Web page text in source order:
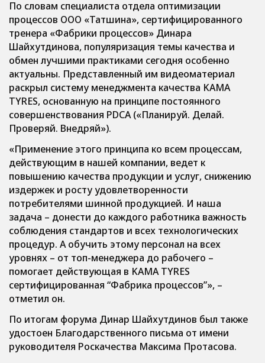
По словам специалиста отдела оптимизации
процессов ООО «Татшина», сертифицированного
тренера «Фабрики процессов» Динара
Шайхутдинова, популяризация темы качества и
обмен лучшими практиками сегодня особенно
актуальны. Представленный им видеоматериал
раскрыл систему менеджмента качества KAMA
TYRES, основанную на принципе постоянного
совершенствования PDCA («Планируй. Делай.
Проверяй. Внедряй»).
«Применение этого принципа ко всем процессам,
действующим в нашей компании, ведет к
повышению качества продукции и услуг, снижению
издержек и росту удовлетворенности
потребителями шинной продукцией. И наша
задача – донести до каждого работника важность
соблюдения стандартов и всех технологических
процедур. А обучить этому персонал на всех
уровнях – от топ-менеджера до рабочего –
помогает действующая в KAMA TYRES
сертифицированная “Фабрика процессов”», –
отметил он.
По итогам форума Динар Шайхутдинов был также
удостоен Благодарственного письма от имени
руководителя Роскачества Максима Протасова.